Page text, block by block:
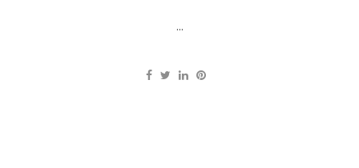
...